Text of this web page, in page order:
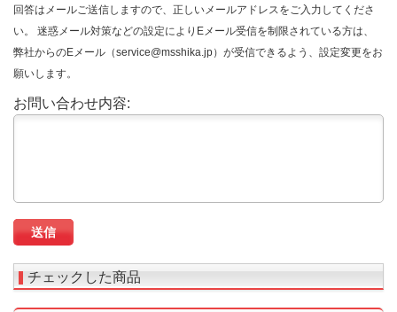
回答はメールご送信しますので、正しいメールアドレスをご入力してくださ
い。 迷惑メール対策などの設定によりEメール受信を制限されている方は、
弊社からのEメール（service@msshika.jp）が受信できるよう、設定変更をお
願いします。
お問い合わせ内容:
チェックした商品